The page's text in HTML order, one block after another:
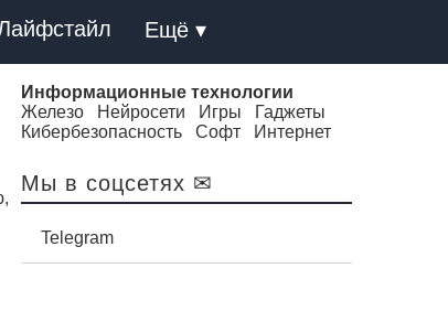
Ещё ▾
Информационные технологии
Железо
Нейросети Игры
Гаджеты
Кибербезопасность
Софт Интернет
Мы в соцсетях ✉
Telegram